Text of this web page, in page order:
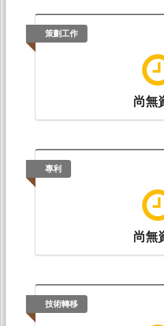
策劃工作
尚無
專利
尚無
技術轉移